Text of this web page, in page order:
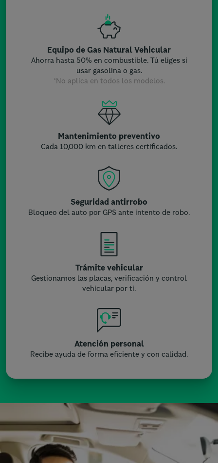
Equipo de Gas Natural Vehicular
Ahorra hasta 50% en combustible. Tú eliges si
usar gasolina o gas.
*No aplica en todos los modelos.
Mantenimiento preventivo
Cada 10,000 km en talleres certificados.
Seguridad antirrobo
Bloqueo del auto por GPS ante intento de robo.
Trámite vehicular
Gestionamos las placas, verificación y control
vehicular por ti.
Atención personal
Recibe ayuda de forma eficiente y con calidad.